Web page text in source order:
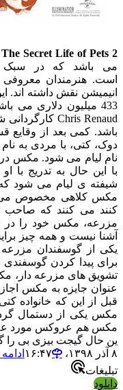
The Secret Life of Pets 2
می باشد که در سبک
433 میلیون دلاری
باشد. کمی بعد از
دوک، کتی، با مردی به
نام لیام می شود. مکس در
با این حال به تدریج
شیفته ی لیام می شود که
مکس کلاهی مخصوص می
کنند می کنند که
مزرعه، مکس خود را در
آشنا نیست و همه چیز
یکی از گوسفندان
برای پیدا کردن
تشویق های مزرعه دار،
عنوان جایزه به مکس
قبل از این که خانواده
مکس یکی از دستمال
مکس هم عروکس مورد
ین حال گیجت بیزی بی را
۸ آذر ۱۳۹۸،‏ ۱۶:۴۷
تبلیغات
دانلود